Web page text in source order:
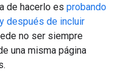
de hacerlo es probando
después de incluir
no ser siempre
una misma página